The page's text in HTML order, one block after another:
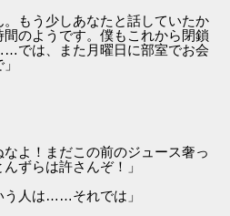
もう少しあなたと話していたか
のようです。僕もこれから閉鎖
では、また月曜日に部室でお会
よ！まだこの前のジュース奢っ
ずらは許さんぞ！」
う人は……それでは」